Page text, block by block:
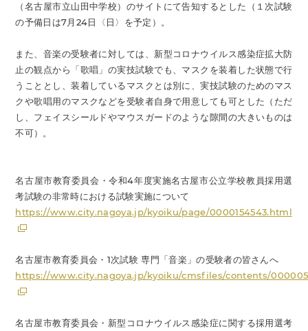
（名古屋市立山田中学校）のサイトにて告知するとした（１次試験
の予備日は7月24日〈日〉を予定）。
また、音楽の受験者に対しては、新型コロナウイルス感染症拡大防
止の観点から「歌唱」の実技試験でも、マスクを装着した状態で行
うこととし、装着しているマスクとは別に、実技試験のためのマス
クや歌唱用のマスクなどを受験者自身で用意しても可とした（ただ
し、フェイスシールドやマウスガードのような隙間の大きいものは
不可）。
名古屋市教育委員会・令和4年度実施名古屋市公立学校教員採用選
考試験の非常時における試験実施について
https://www.city.nagoya.jp/kyoiku/page/0000154543.html
名古屋市教育委員会・1次試験 専門「音楽」の受験者の皆さんへ
https://www.city.nagoya.jp/kyoiku/cmsfiles/contents/
名古屋市教育委員会・新型コロナウイルス感染症に関する採用選考